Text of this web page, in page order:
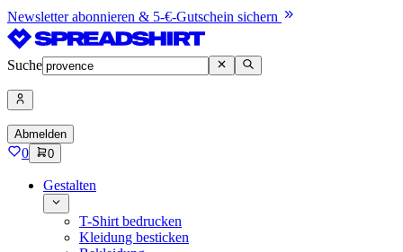
Newsletter abonnieren & 5-€-Gutschein sichern
Suche
Abmelden
0 0
Gestalten
T-Shirt bedrucken
Kleidung besticken